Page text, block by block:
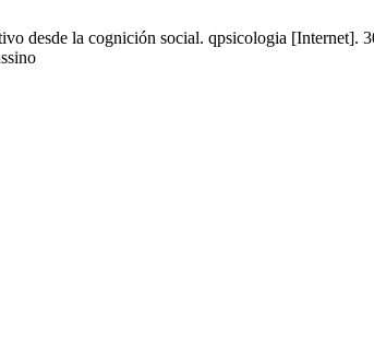
desde la cognición social. qpsicologia [Internet].